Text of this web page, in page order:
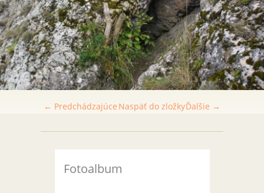
← Predchádzajúce Ďalšie →
Naspäť do zložky
Fotoalbum